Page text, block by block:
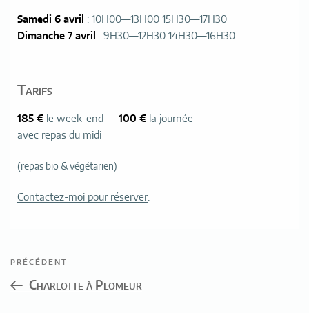
Samedi 6 avril
: 10H00—13H00 15H30—17H30
Dimanche 7 avril
: 9H30—12H30 14H30—16H30
Tarifs
185 € le week-end — 100 € la journée
avec repas du midi
(repas bio & végétarien)
Contactez-moi pour réserver.
Navigation
l’article
Article
précédent
PRÉCÉDENT
Charlotte à Plomeur